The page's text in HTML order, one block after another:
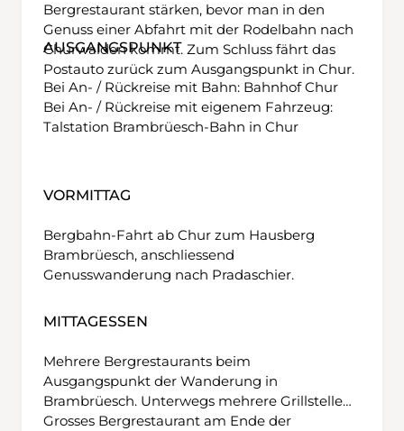
Bergrestaurant stärken, bevor man in den
Genuss einer Abfahrt mit der Rodelbahn nach
Churwalden kommt. Zum Schluss fährt das
Postauto zurück zum Ausgangspunkt in Chur.
AUSGANGSPUNKT
Bei An- / Rückreise mit Bahn: Bahnhof Chur
Bei An- / Rückreise mit eigenem Fahrzeug:
Talstation Brambrüesch-Bahn in Chur
VORMITTAG
Bergbahn-Fahrt ab Chur zum Hausberg
Brambrüesch, anschliessend
Genusswanderung nach Pradaschier.
MITTAGESSEN
Mehrere Bergrestaurants beim
Ausgangspunkt der Wanderung in
Brambrüesch. Unterwegs mehrere Grillstellen.
Grosses Bergrestaurant am Ende der